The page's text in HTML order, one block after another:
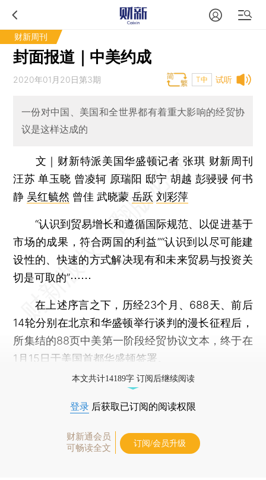
财新周刊
封面报道｜中美约成
试听
2020年01月20日第3期 T中
一份对中国、美国和全世界都有着重大影响的经贸协
议是这样达成的
文｜财新特派美国华盛顿记者 张琪 财新周刊
汪苏 单玉晓 曾凌轲 原瑞阳 邸宁 胡越 彭骎骎 何书
静 吴红毓然 曾佳 武晓蒙岳跃 刘彩萍
“认识到贸易增长和遵循国际规范、以促进基于
市场的成果，符合两国的利益”“认识到以尽可能建
设性的、快速的方式解决现有和未来贸易与投资关
切是可取的”⋯⋯
在上述序言之下，历经23个月、688天、前后
14轮分别在北京和华盛顿举行谈判的漫长征程后，
所集结的88页中美第一阶段经贸协议文本，终于在
1月15日于美国首都华盛顿签署。
本文共计14189字 订阅后继续阅读
登录 后获取已订阅的阅读权限
财新通会员
可畅读全文
订阅/会员升级